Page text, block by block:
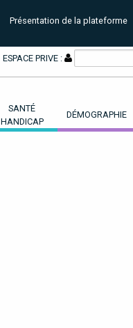
Présentation de la plateforme
ESPACE PRIVE :
SANTÉ
HANDICAP
DÉMOGRAPHIE